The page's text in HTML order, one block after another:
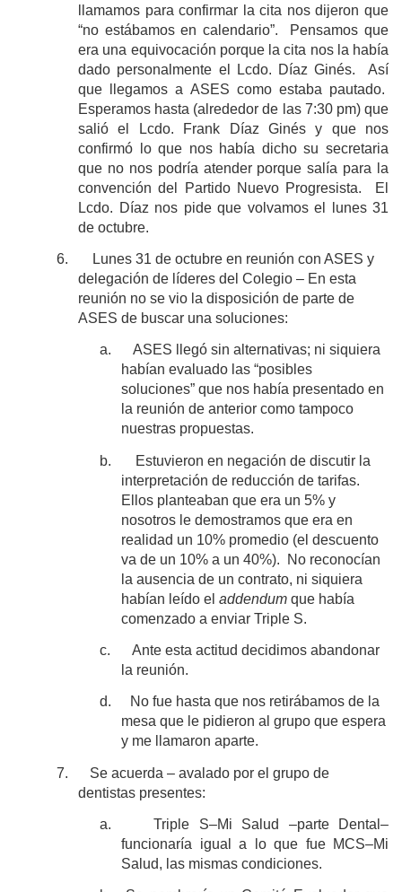
llamamos para confirmar la cita nos dijeron que
“no estábamos en calendario”. Pensamos que
era una equivocación porque la cita nos la había
dado personalmente el Lcdo. Díaz Ginés. Así
que llegamos a ASES como estaba pautado.
Esperamos hasta (alrededor de las 7:30 pm) que
salió el Lcdo. Frank Díaz Ginés y que nos
confirmó lo que nos había dicho su secretaria
que no nos podría atender porque salía para la
convención del Partido Nuevo Progresista. El
Lcdo. Díaz nos pide que volvamos el lunes 31
de octubre.
6.
Lunes 31 de octubre en reunión con ASES y
delegación de líderes del Colegio ‒ En esta
reunión no se vio la disposición de parte de
ASES de buscar una soluciones:
a.
ASES llegó sin alternativas; ni siquiera
habían evaluado las “posibles
soluciones” que nos había presentado en
la reunión de anterior como tampoco
nuestras propuestas.
b.
Estuvieron en negación de discutir la
interpretación de reducción de tarifas.
Ellos planteaban que era un 5% y
nosotros le demostramos que era en
realidad un 10% promedio (el descuento
va de un 10% a un 40%). No reconocían
la ausencia de un contrato, ni siquiera
habían leído el addendum que había
comenzado a enviar Triple S.
c. Ante esta actitud decidimos abandonar
la reunión.
d.
No fue hasta que nos retirábamos de la
mesa que le pidieron al grupo que espera
y me llamaron aparte.
7.
Se acuerda – avalado por el grupo de
dentistas presentes:
a.
Triple S–Mi Salud ‒parte Dental‒
funcionaría igual a lo que fue MCS‒Mi
Salud, las mismas condiciones.